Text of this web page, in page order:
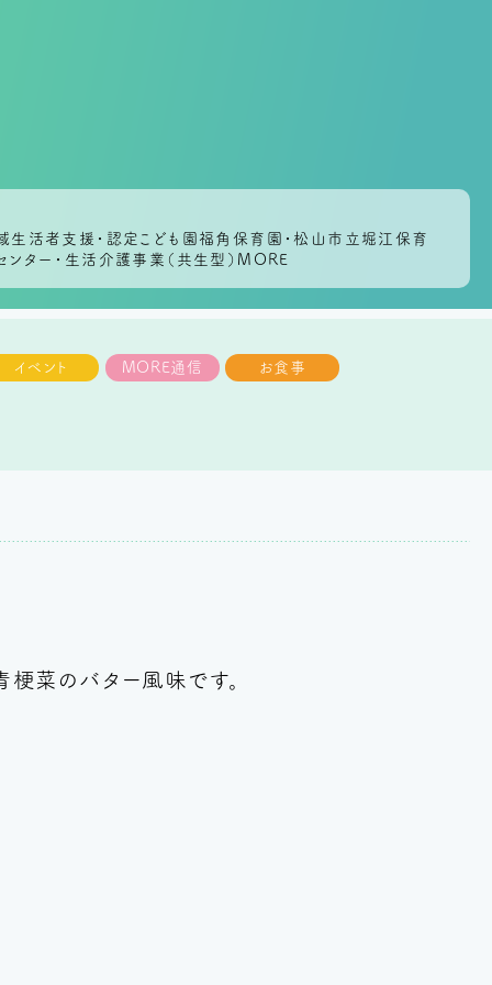
活者支援・認定こども園福角保育園・松山市立堀江保育
ンター・生活介護事業（共生型）MORE
イベント MORE通信 お食事
梗菜のバター風味 です。